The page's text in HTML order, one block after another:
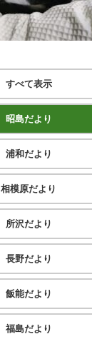
すべて表示
昭島だより
浦和だより
相模原だより
所沢だより
長野だより
飯能だより
福島だより